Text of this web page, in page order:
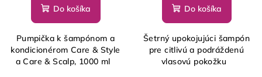
Do košíka
Pumpička k šampónom a
kondicionérom Care & Style
a Care & Scalp, 1000 ml
Do košíka
Šetrný upokojujúci šampón
pre citlivú a podráždenú
vlasovú pokožku